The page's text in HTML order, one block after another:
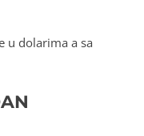
u dolarima a sa